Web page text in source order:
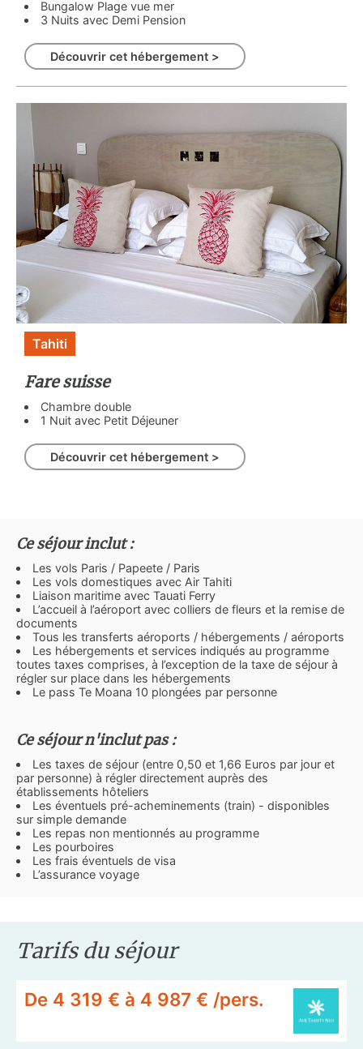
Bungalow Plage vue mer
3 Nuits avec Demi Pension
Découvrir cet hébergement >
Tahiti
Fare suisse
Chambre double
1 Nuit avec Petit Déjeuner
Découvrir cet hébergement >
Ce séjour inclut :
Les vols Paris / Papeete / Paris
Les vols domestiques avec Air Tahiti
Liaison maritime avec Tauati Ferry
L’accueil à l’aéroport avec colliers de fleurs et la remise de
documents
Tous les transferts aéroports / hébergements / aéroports
Les hébergements et services indiqués au programme
toutes taxes comprises, à l’exception de la taxe de séjour à
régler sur place dans les hébergements
Le pass Te Moana 10 plongées par personne
Ce séjour n'inclut pas :
Les taxes de séjour (entre 0,50 et 1,66 Euros par jour et
par personne) à régler directement auprès des
établissements hôteliers
Les éventuels pré-acheminements (train) - disponibles
sur simple demande
Les repas non mentionnés au programme
Les pourboires
Les frais éventuels de visa
L’assurance voyage
Tarifs du séjour
De 4 319 € à 4 987 € /pers.